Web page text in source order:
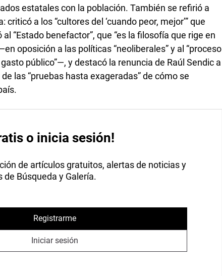
estatales con la población. También se refirió a
a los “cultores del ‘cuando peor, mejor’” que
“Estado benefactor”, que “es la filosofía que rige en
oposición a las políticas “neoliberales” y al “proceso
público”—, y destacó la renuncia de Raúl Sendic a
las “pruebas hasta exageradas” de cómo se
o inicia sesión!
de artículos gratuitos, alertas de noticias y
Búsqueda y Galería.
Registrarme
Iniciar sesión